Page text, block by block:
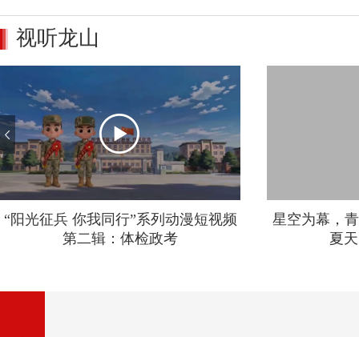
视听龙山
“阳光征兵 你我同行”系列动漫短视频
第二辑：体检政考
星空为幕，
夏